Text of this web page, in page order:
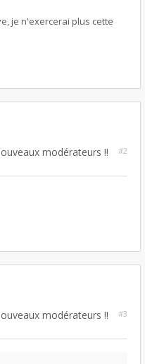
je n'exercerai plus cette
modérateurs !!
#2
modérateurs !!
#3